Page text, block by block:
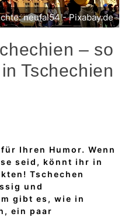
neufal54 - Pixabay.de
– so
Tschechien
Ihren Humor. Wenn
seid, könnt ihr in
Tschechen
und
gibt es, wie in
ein paar